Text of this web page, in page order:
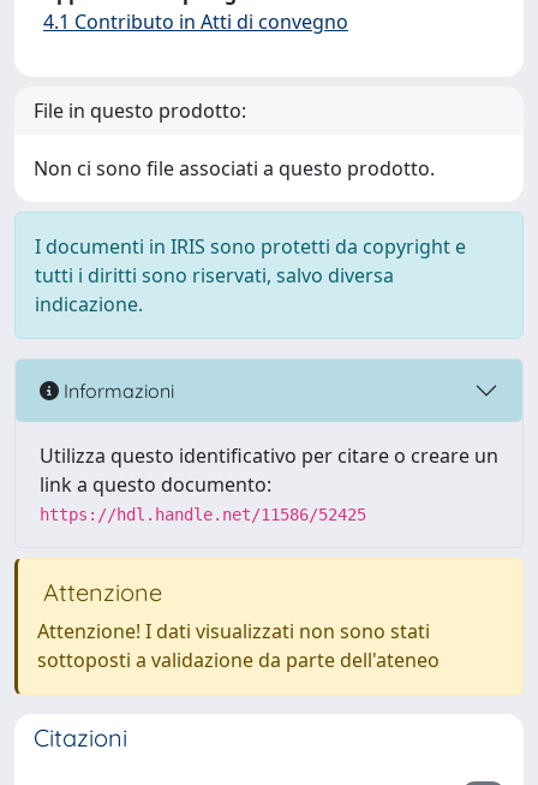
4.1 Contributo in Atti di convegno
File in questo prodotto:
Non ci sono file associati a questo prodotto.
I documenti in IRIS sono protetti da copyright e
tutti i diritti sono riservati, salvo diversa
indicazione.
Informazioni
Utilizza questo identificativo per citare o creare un
link a questo documento:
https://hdl.handle.net/11586/52425
Attenzione
Attenzione! I dati visualizzati non sono stati
sottoposti a validazione da parte dell'ateneo
Citazioni